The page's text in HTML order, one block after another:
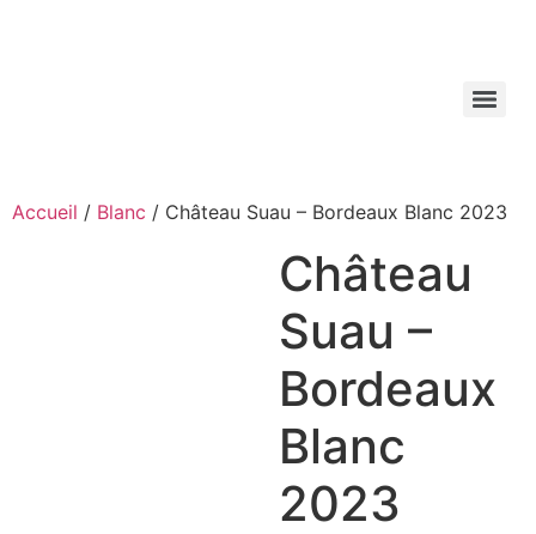
Accueil / Blanc / Château Suau – Bordeaux Blanc 2023
Château
Suau –
Bordeaux
Blanc
2023